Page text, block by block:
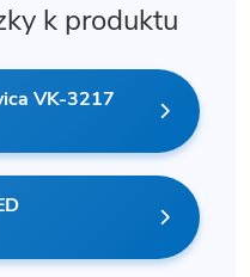
k produktu
VK-3217